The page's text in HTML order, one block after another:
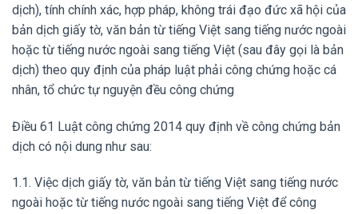
dịch), tính chính xác, hợp pháp, không trái đạo đức xã hội của
bản dịch giấy tờ, văn bản từ tiếng Việt sang tiếng nước ngoài
hoặc từ tiếng nước ngoài sang tiếng Việt (sau đây gọi là bản
dịch) theo quy định của pháp luật phải công chứng hoặc cá
nhân, tổ chức tự nguyện đều công chứng
Điều 61 Luật công chứng 2014 quy định về công chứng bản
dịch có nội dung như sau:
1.1. Việc dịch giấy tờ, văn bản từ tiếng Việt sang tiếng nước
ngoài hoặc từ tiếng nước ngoài sang tiếng Việt để công